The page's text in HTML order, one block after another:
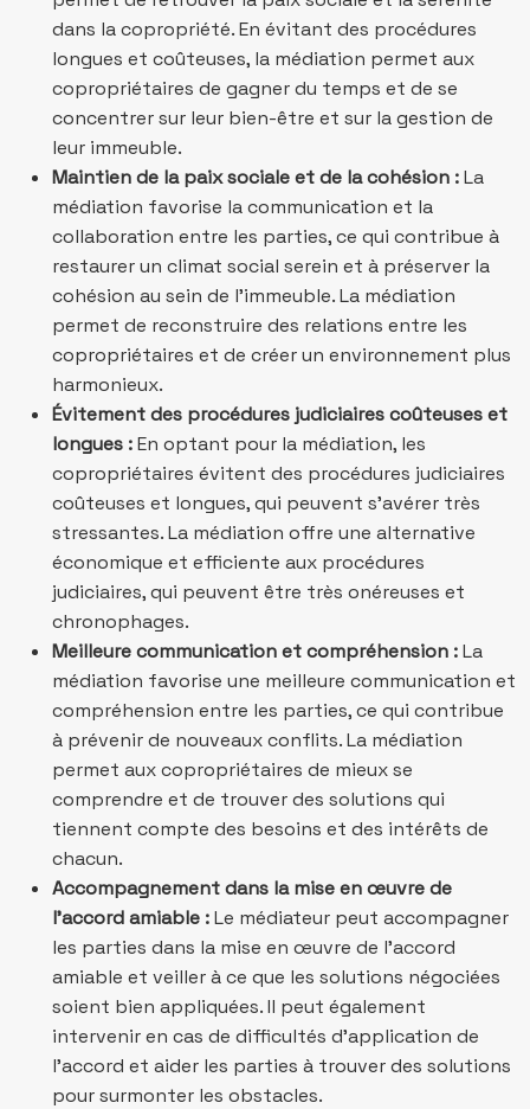
dans la copropriété. En évitant des procédures
longues et coûteuses, la médiation permet aux
copropriétaires de gagner du temps et de se
concentrer sur leur bien-être et sur la gestion de
leur immeuble.
Maintien de la paix sociale et de la cohésion :La
médiation favorise la communication et la
collaboration entre les parties, ce qui contribue à
restaurer un climat social serein et à préserver la
cohésion au sein de l’immeuble. La médiation
permet de reconstruire des relations entre les
copropriétaires et de créer un environnement plus
harmonieux.
Évitement des procédures judiciaires coûteuses et
longues :En optant pour la médiation, les
copropriétaires évitent des procédures judiciaires
coûteuses et longues, qui peuvent s’avérer très
stressantes. La médiation offre une alternative
économique et efficiente aux procédures
judiciaires, qui peuvent être très onéreuses et
chronophages.
Meilleure communication et compréhension :La
médiation favorise une meilleure communication et
compréhension entre les parties, ce qui contribue
à prévenir de nouveaux conflits. La médiation
permet aux copropriétaires de mieux se
comprendre et de trouver des solutions qui
tiennent compte des besoins et des intérêts de
chacun.
Accompagnement dans la mise en œuvre de
l’accord amiable :Le médiateur peut accompagner
les parties dans la mise en œuvre de l’accord
amiable et veiller à ce que les solutions négociées
soient bien appliquées. Il peut également
intervenir en cas de difficultés d’application de
l’accord et aider les parties à trouver des solutions
pour surmonter les obstacles.